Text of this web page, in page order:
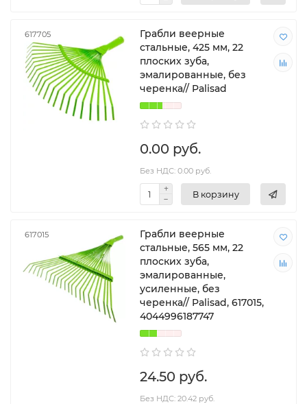
617705
Грабли веерные
стальные, 425 мм, 22
плоских зуба,
эмалированные, без
черенка// Palisad
0.00 руб.
Без НДС: 0.00 руб.
В корзину
617015
Грабли веерные
стальные, 565 мм, 22
плоских зуба,
эмалированные,
усиленные, без
черенка// Palisad, 617015,
4044996187747
24.50 руб.
Без НДС: 20.42 руб.